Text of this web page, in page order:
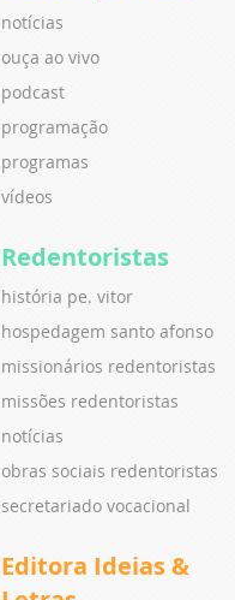
notícias
ouça ao vivo
podcast
programação
programas
vídeos
Redentoristas
história pe. vitor
hospedagem santo afonso
missionários redentoristas
missões redentoristas
notícias
obras sociais redentoristas
secretariado vocacional
Editora Ideias &